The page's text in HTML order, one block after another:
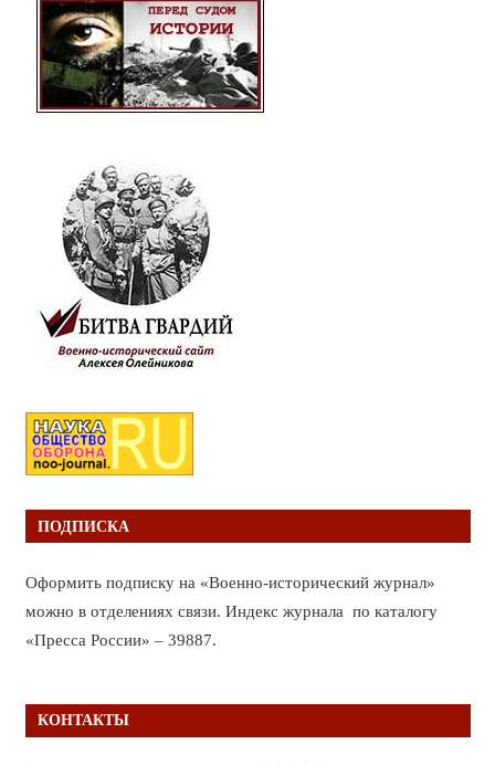
ПОДПИСКА
Оформить подписку на «Военно-исторический журнал»
можно в отделениях связи. Индекс журнала по каталогу
«Пресса России» – 39887.
КОНТАКТЫ